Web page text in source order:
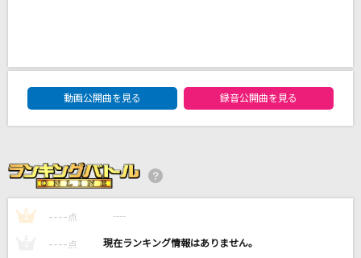
[生音]未来予想図Ⅱ
桑田佳祐
[生音]Everything(It's you)
DAM★ともボーカルエントリーランキング
動画公開曲を見る
録音公開曲を見る
1 ---- 点 ----
---- 点 ----